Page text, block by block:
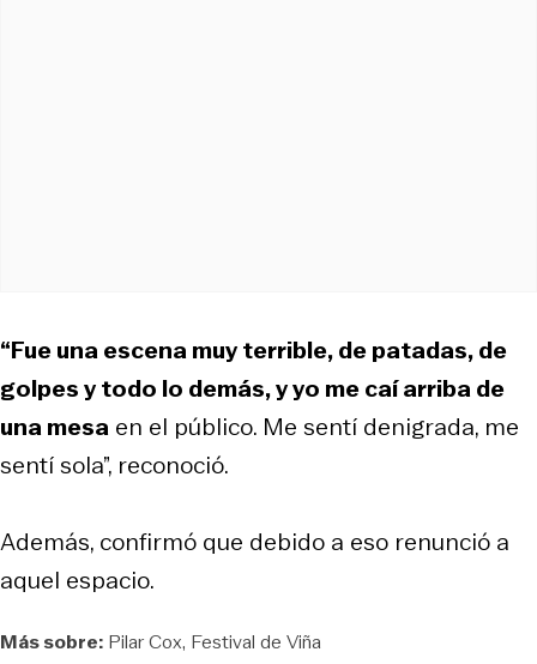
“Fue una escena muy terrible, de patadas, de
golpes y todo lo demás, y yo me caí arriba de
una mesa en el público. Me sentí denigrada, me
sentí sola”, reconoció.
Además, confirmó que debido a eso renunció a
aquel espacio.
Más sobre: Pilar Cox Festival de Viña